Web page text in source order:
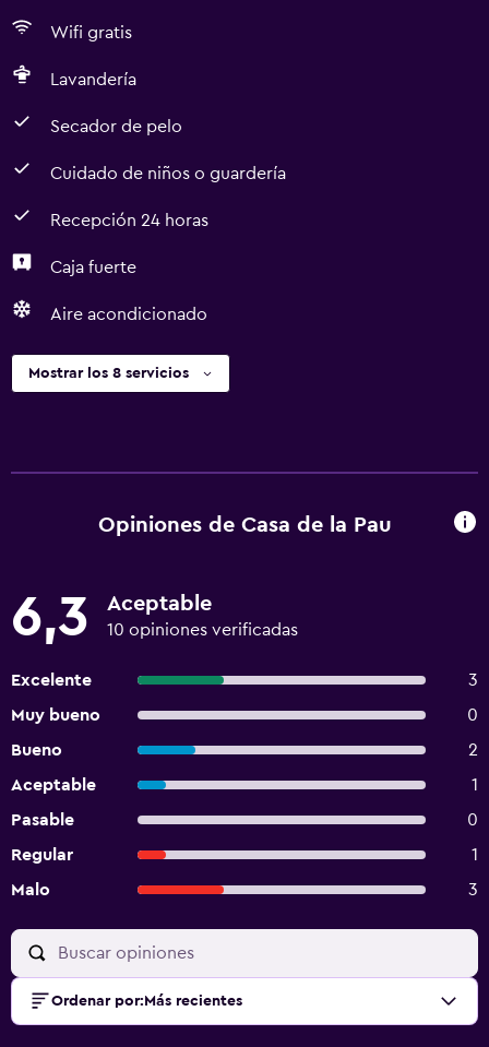
Wifi gratis
Lavandería
Secador de pelo
Cuidado de niños o guardería
Recepción 24 horas
Caja fuerte
Aire acondicionado
Mostrar los 8 servicios
Opiniones de Casa de la Pau
6,3 Aceptable
10 opiniones verificadas
Excelente
3
Muy bueno
0
Bueno
2
Aceptable
1
Pasable
0
Regular
1
Malo
3
Ordenar por: Más recientes